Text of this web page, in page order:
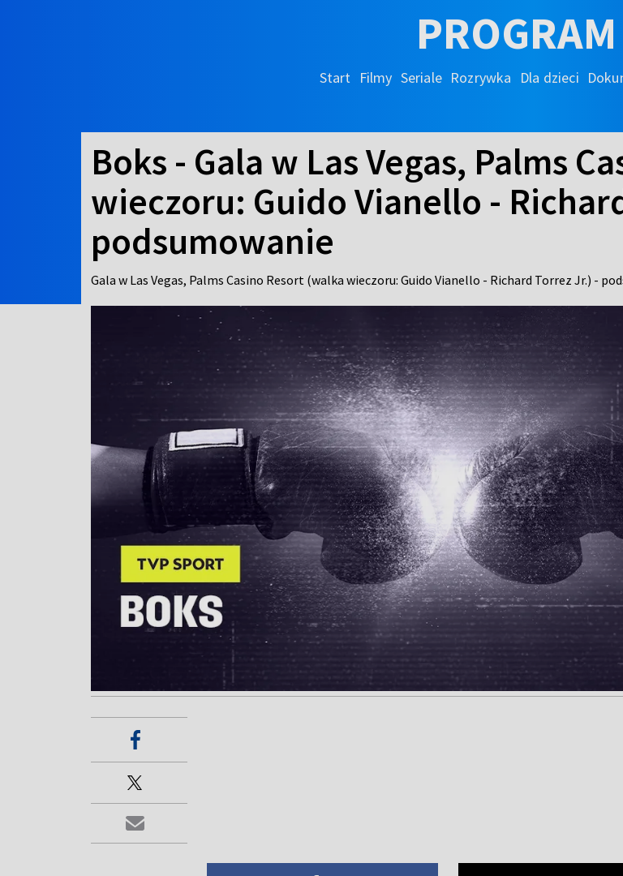
Start Filmy Seriale Rozrywka Dla dzieci
Boks - Gala w Las Vegas, Palms
wieczoru: Guido Vianello -
podsumowanie
Gala w Las Vegas, Palms Casino Resort (walka wieczoru: Guido Vianello - Richard Torrez Jr.) -